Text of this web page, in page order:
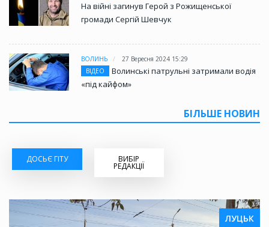
На війні загинув Герой з Рожищенської
громади Сергій Шевчук
ВОЛИНЬ
27 Вересня 2024 15:29
ВІДЕО
Волинські патрульні затримали водія
«під кайфом»
БІЛЬШЕ НОВИН
ДОСЬЄ ГІТУ ВИБІР
РЕДАКЦІЇ
ЛУЦЬК